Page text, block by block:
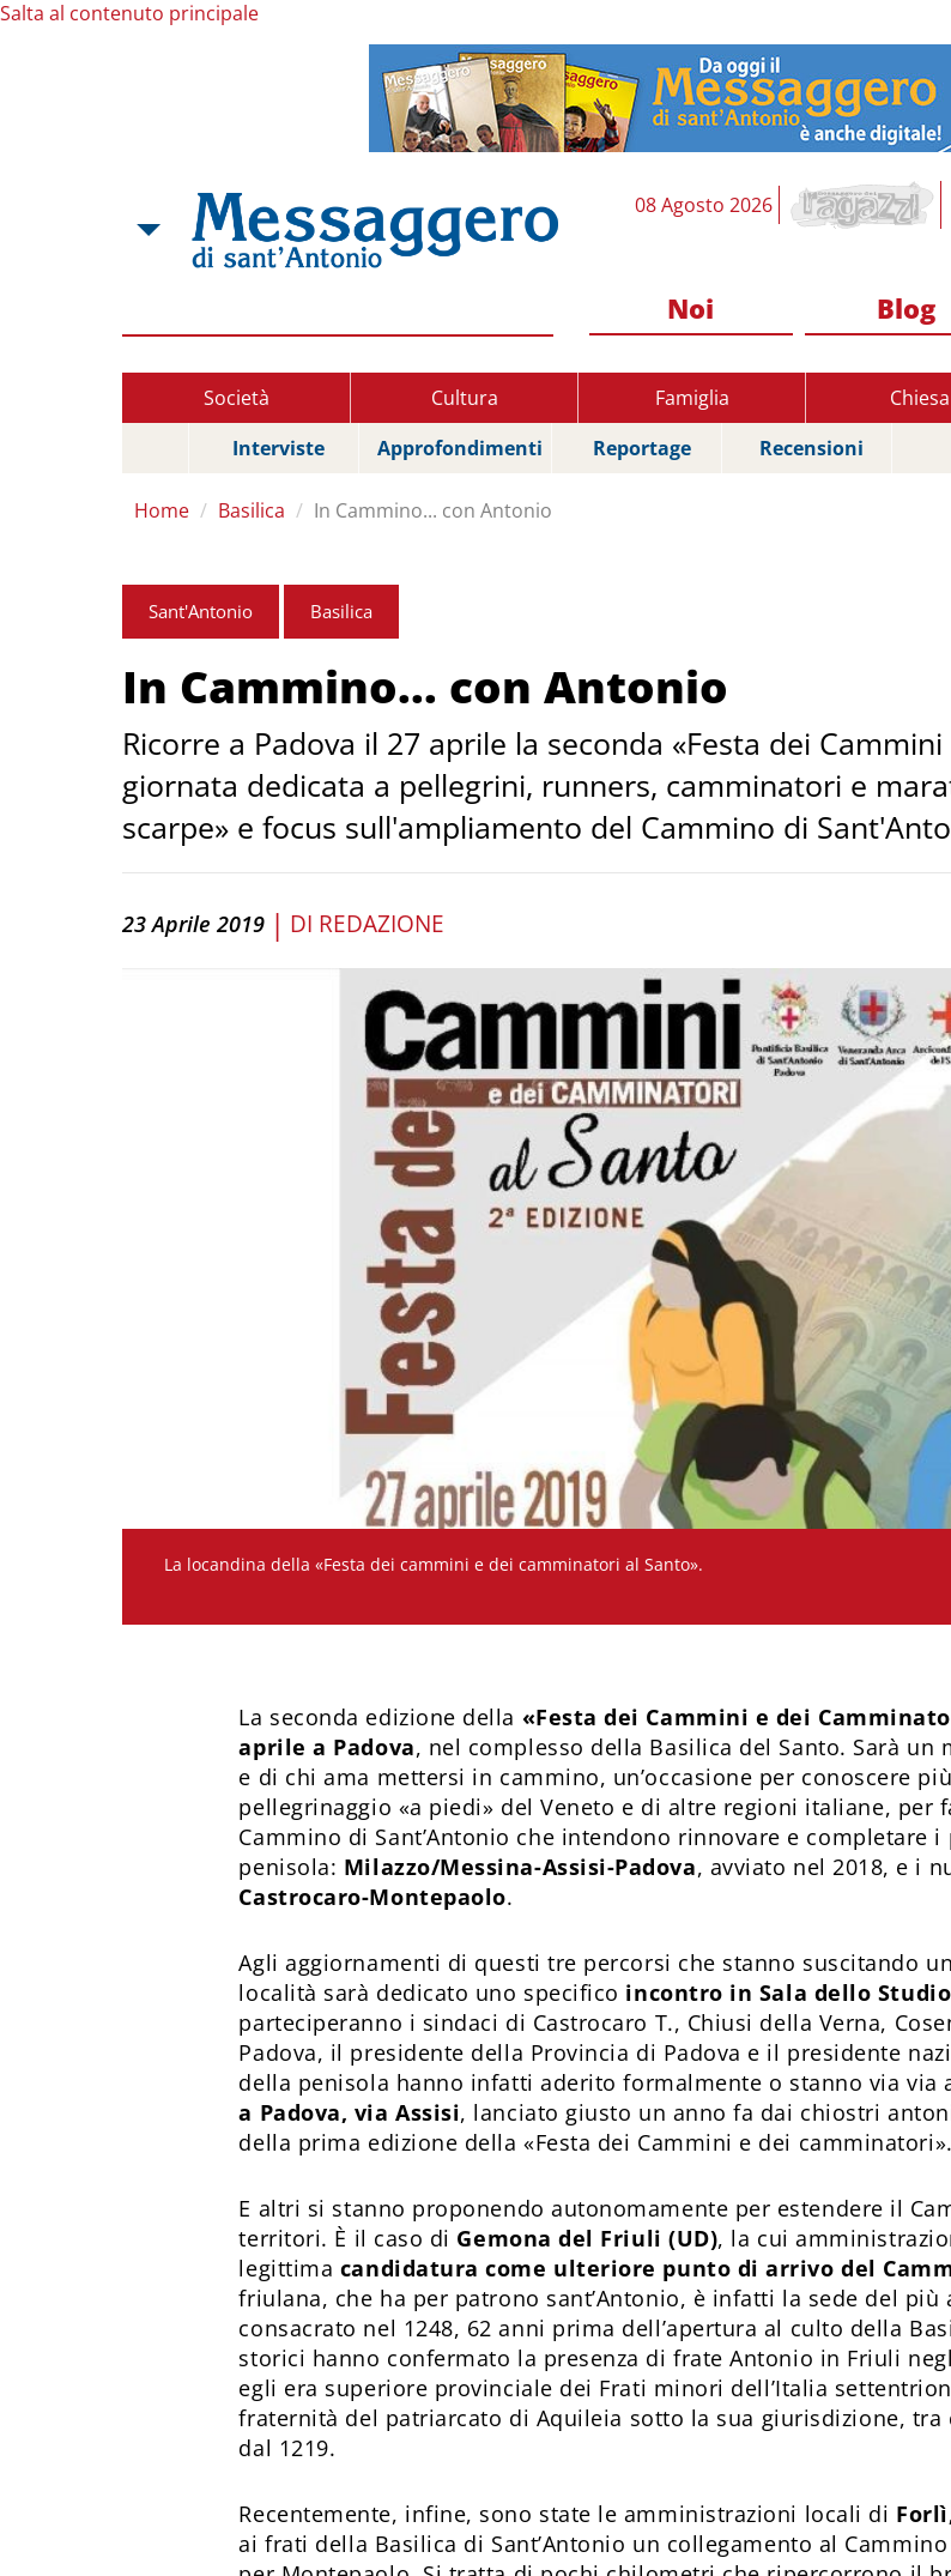
Salta al contenuto principale
08 Agosto 2026
Noi Blog
Società Cultura Famiglia Chiesa
Interviste
Approfondimenti Reportage Recensioni
Home Basilica In Cammino... con Antonio
Sant'Antonio Basilica
In Cammino... con Antonio
Ricorre a Padova il 27 aprile la seconda «Festa dei
giornata dedicata a pellegrini, runners, camminatori e
scarpe» e focus sull'ampliamento del Cammino di
23 Aprile 2019 | DI REDAZIONE
La locandina della «Festa dei cammini e dei camminatori al Santo».
La seconda edizione della «Festa dei Cammini e dei
aprile a Padova, nel complesso della Basilica del Santo. Sarà
e di chi ama mettersi in cammino, un’occasione per conoscere
pellegrinaggio «a piedi» del Veneto e di altre regioni italiane, per
Cammino di Sant’Antonio che intendono rinnovare e completare
penisola: Milazzo/Messina-Assisi-Padova, avviato nel 2018, e i
Castrocaro-Montepaolo.
Agli aggiornamenti di questi tre percorsi che stanno suscitando
località sarà dedicato uno specifico incontro in Sala dello
parteciperanno i sindaci di Castrocaro T., Chiusi della Verna,
Padova, il presidente della Provincia di Padova e il presidente
della penisola hanno infatti aderito formalmente o stanno via via
a Padova, via Assisi, lanciato giusto un anno fa dai chiostri
della prima edizione della «Festa dei Cammini e dei camminatori».
E altri si stanno proponendo autonomamente per estendere il
territori. È il caso di Gemona del Friuli (UD), la cui
legittima candidatura come ulteriore punto di arrivo del
friulana, che ha per patrono sant’Antonio, è infatti la sede del
consacrato nel 1248, 62 anni prima dell’apertura al culto della
storici hanno confermato la presenza di frate Antonio in Friuli
egli era superiore provinciale dei Frati minori dell’Italia
fraternità del patriarcato di Aquileia sotto la sua giurisdizione,
dal 1219.
Recentemente, infine, sono state le amministrazioni locali di
ai frati della Basilica di Sant’Antonio un collegamento al